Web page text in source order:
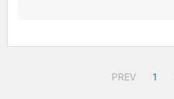
PREV 1